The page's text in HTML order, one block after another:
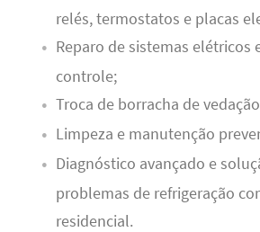
relés, termostatos e placas
Reparo de sistemas elétricos
controle;
Troca de borracha de
Limpeza e manutenção
Diagnóstico avançado e
problemas de refrigeração
residencial.